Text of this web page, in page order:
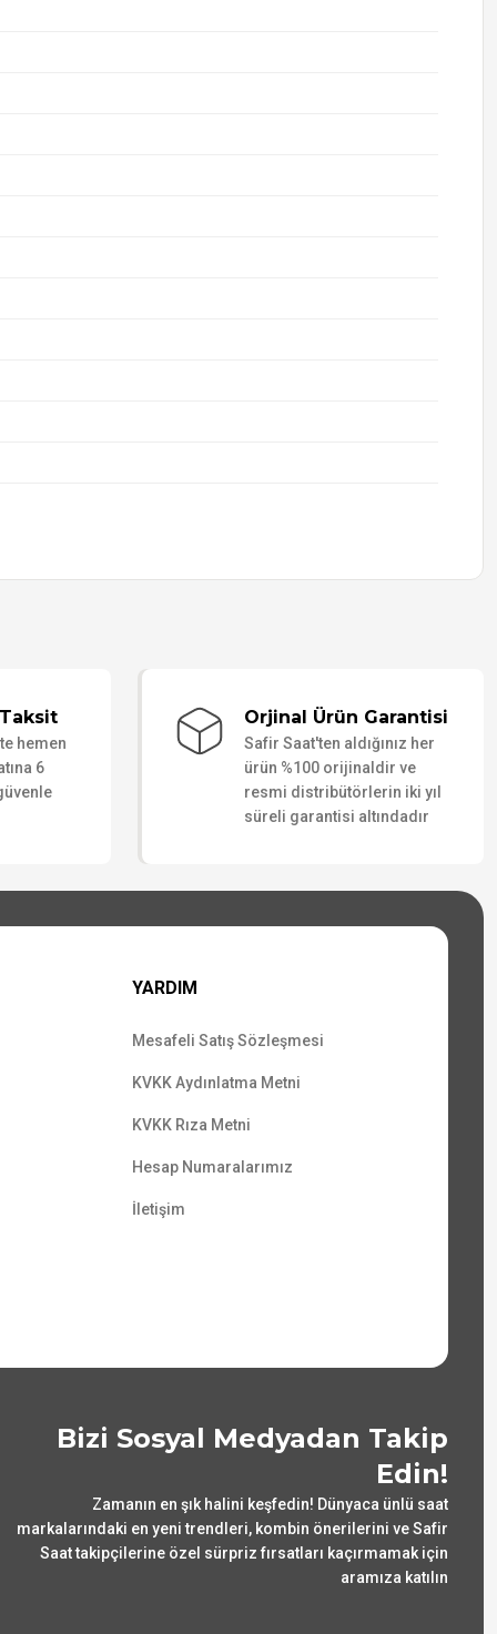
hemen
6
Orjinal Ürün Garantisi
Safir Saat'ten aldığınız her
ürün %100 orijinaldir ve
resmi distribütörlerin iki yıl
süreli garantisi altındadır
YARDIM
Mesafeli Satış Sözleşmesi
KVKK Aydınlatma Metni
KVKK Rıza Metni
Hesap Numaralarımız
İletişim
Bizi Sosyal Medyadan Takip
Edin!
Zamanın en şık halini keşfedin! Dünyaca ünlü saat
markalarındaki en yeni trendleri, kombin önerilerini ve Safir
Saat takipçilerine özel sürpriz fırsatları kaçırmamak için
aramıza katılın